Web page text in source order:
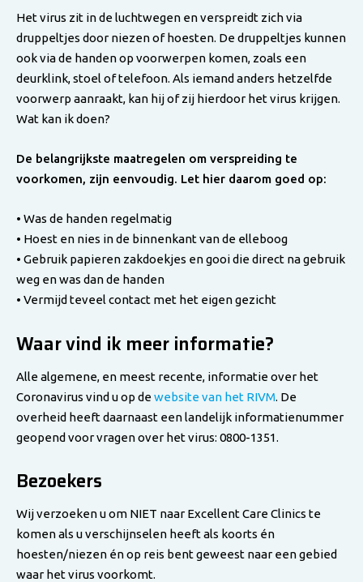
Het virus zit in de luchtwegen en verspreidt zich via
druppeltjes door niezen of hoesten. De druppeltjes kunnen
ook via de handen op voorwerpen komen, zoals een
deurklink, stoel of telefoon. Als iemand anders hetzelfde
voorwerp aanraakt, kan hij of zij hierdoor het virus krijgen.
Wat kan ik doen?
De belangrijkste maatregelen om verspreiding te
voorkomen, zijn eenvoudig. Let hier daarom goed op:
• Was de handen regelmatig
• Hoest en nies in de binnenkant van de elleboog
• Gebruik papieren zakdoekjes en gooi die direct na gebruik
weg en was dan de handen
• Vermijd teveel contact met het eigen gezicht
Waar vind ik meer informatie?
Alle algemene, en meest recente, informatie over het
Coronavirus vind u op dewebsite van het RIVM. De
overheid heeft daarnaast een landelijk informatienummer
geopend voor vragen over het virus: 0800-1351.
Bezoekers
Wij verzoeken u om NIET naar Excellent Care Clinics te
komen als u verschijnselen heeft als koorts én
hoesten/niezen én op reis bent geweest naar een gebied
waar het virus voorkomt.